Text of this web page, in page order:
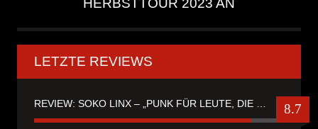
LETZTE REVIEWS
8.7